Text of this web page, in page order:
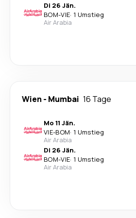
Di 26 Jän.
BOM-VIE· 1 Umstieg
Air Arabia
Wien - Mumbai 16 Tage
Mo 11 Jän.
VIE-BOM· 1 Umstieg
Air Arabia
Di 26 Jän.
BOM-VIE· 1 Umstieg
Air Arabia